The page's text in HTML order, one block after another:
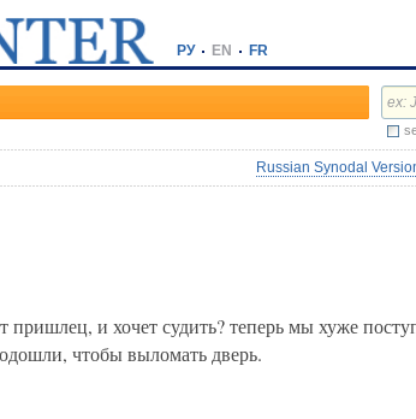
РУ EN FR
Russian Synodal
пришлец, и хочет судить? теперь мы хуже
чтобы выломать дверь.